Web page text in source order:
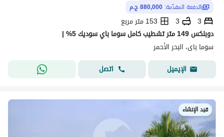
الدفعة المقدّمة: 880,000 ج.م
3
3
153 متر مربع
دوبلكس 149 متر تشطيب كامل سوما باي سوديك 5% |
سوما باى، البحر الأحمر
الإيميل
اتصل
قيد الإنشاء